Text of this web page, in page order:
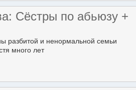
Сёстры по абьюзу +
разбитой и ненормальной семьи
много лет